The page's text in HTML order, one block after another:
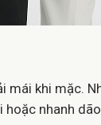
khi mặc.
hoặc nhanh